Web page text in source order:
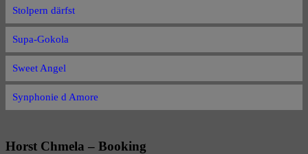
Stolpern därfst
Supa-Gokola
Sweet Angel
Synphonie d Amore
Horst Chmela – Booking